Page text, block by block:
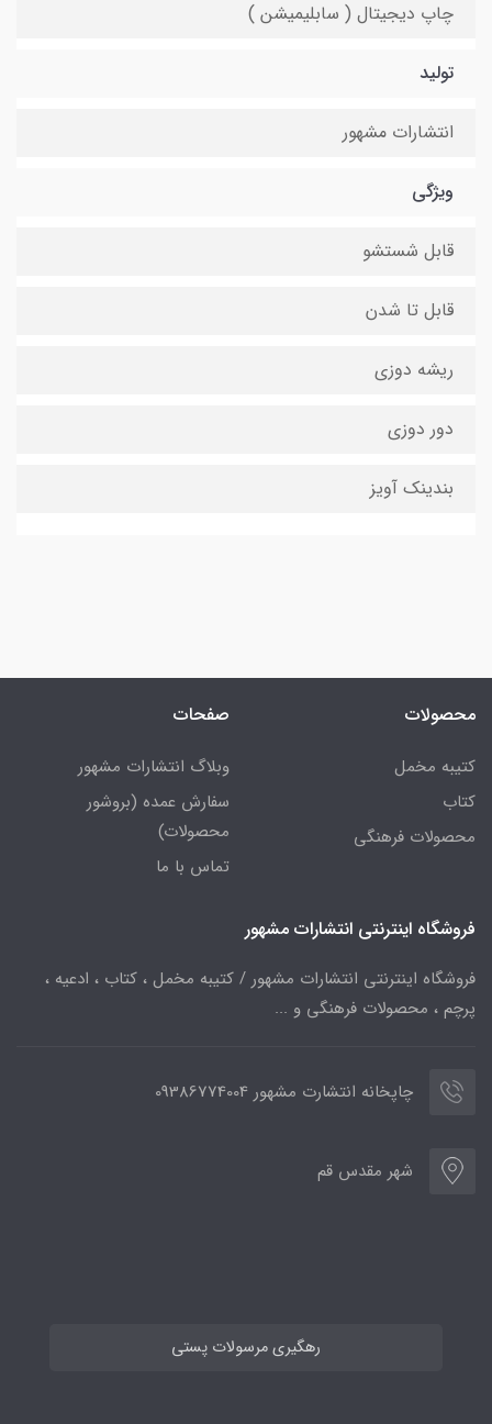
چاپ دیجیتال ( سابلیمیشن )
تولید
انتشارات مشهور
ویژگی
قابل شستشو
قابل تا شدن
ریشه دوزی
دور دوزی
بندینک آویز
محصولات
کتیبه مخمل
کتاب
محصولات فرهنگی
صفحات
وبلاگ انتشارات مشهور
سفارش عمده (بروشور
محصولات)
تماس با ما
فروشگاه اینترنتی انتشارات مشهور
فروشگاه اینترنتی انتشارات مشهور / کتیبه مخمل ، کتاب ، ادعیه ،
پرچم ، محصولات فرهنگی و ...
چاپخانه انتشارت مشهور 09386774004
شهر مقدس قم
رهگیری مرسولات پستی